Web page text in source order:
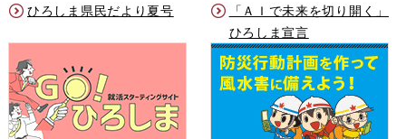
ひろしま県民だより夏号
「ＡＩで未来を切り開く」
ひろしま宣言